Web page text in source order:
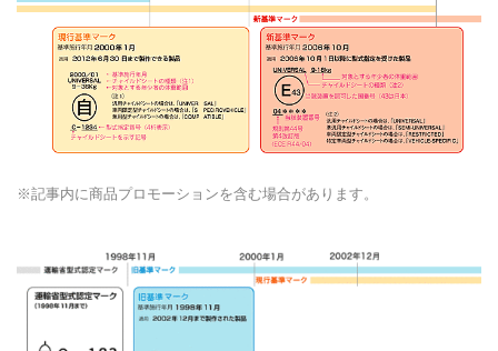
※記事内に商品プロモーションを含む場合があります。